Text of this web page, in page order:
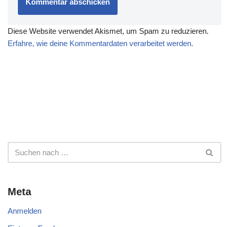
Diese Website verwendet Akismet, um Spam zu reduzieren.
Erfahre, wie deine Kommentardaten verarbeitet werden.
Meta
Anmelden